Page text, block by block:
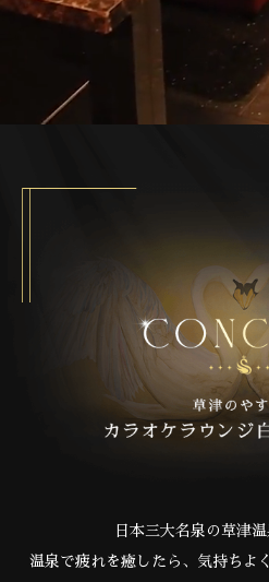
日本三大名泉の草津温
温泉で疲れを癒したら、気持ち